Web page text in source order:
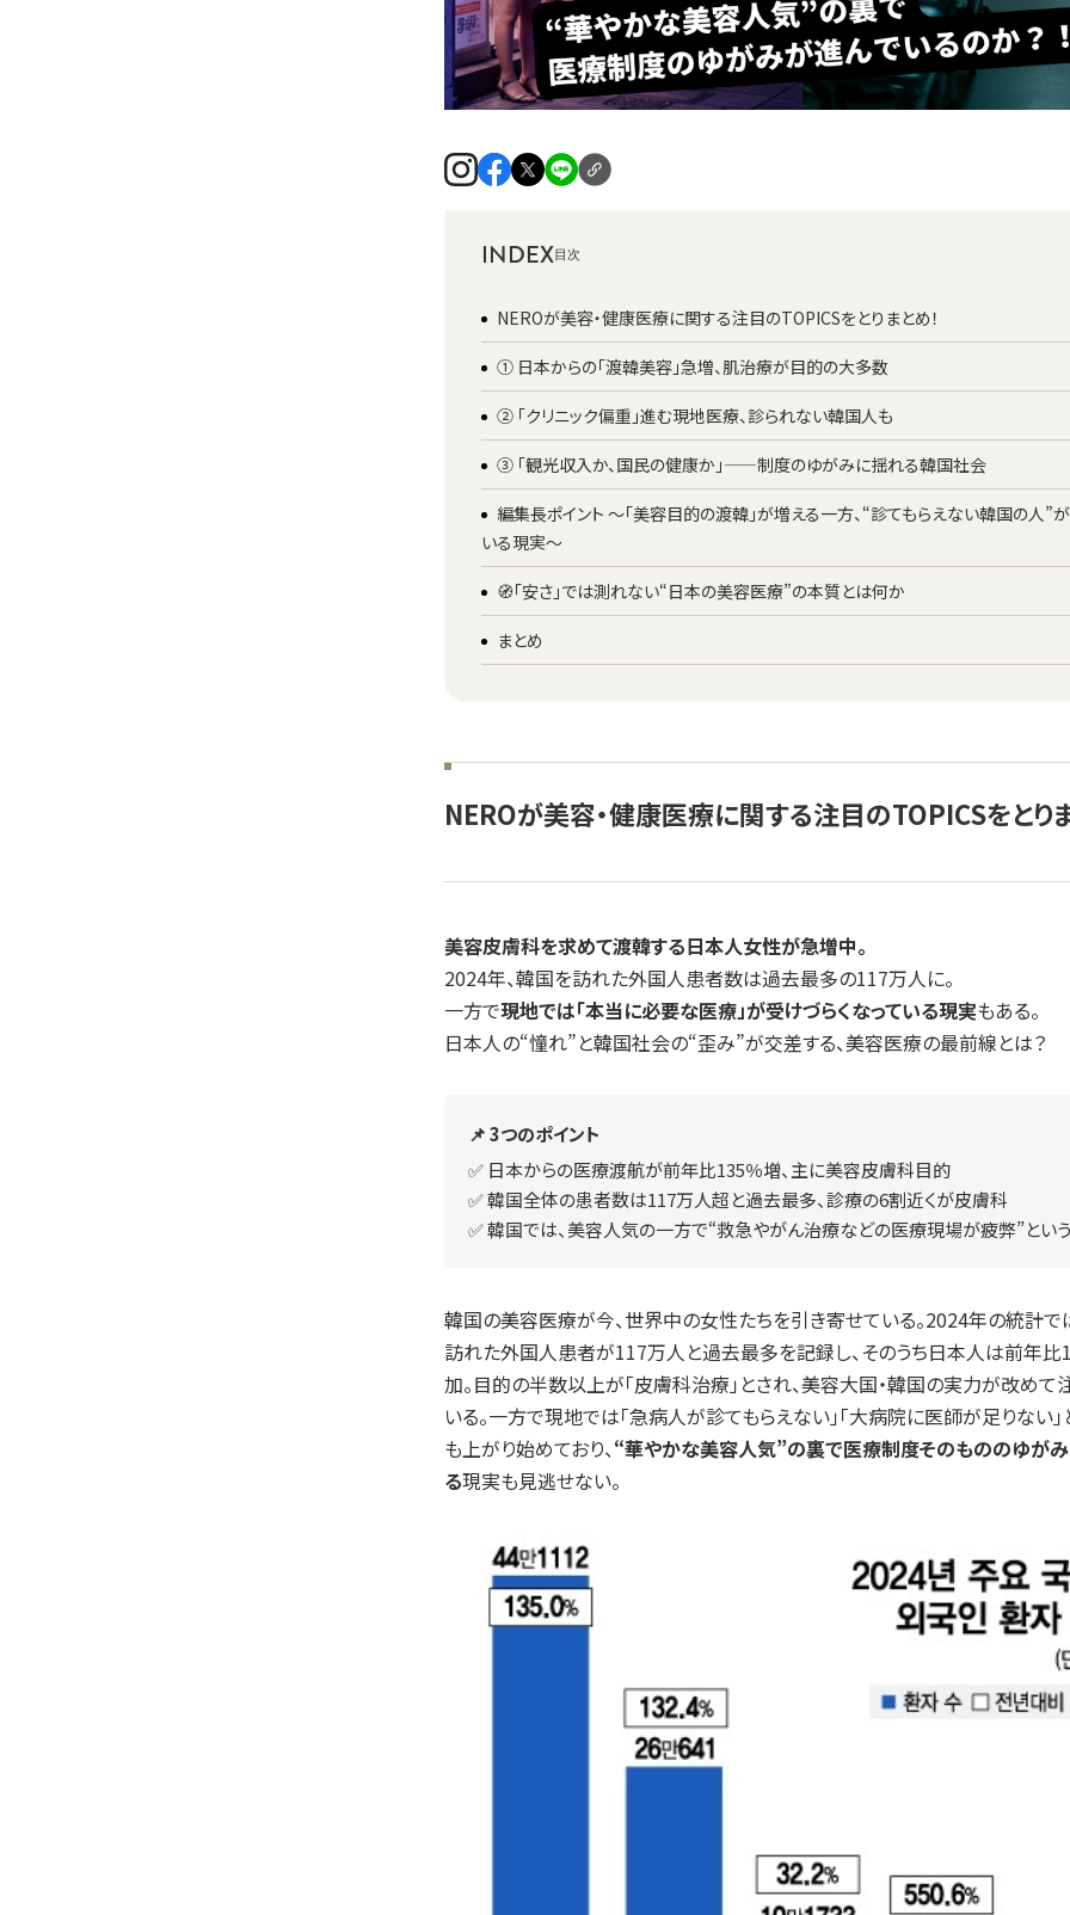
INDEX
NEROが美容・健康医療に関する注目のTOPICSをとりまとめ！
① 日本からの「渡韓美容」急増、肌治療が目的の大多数
② 「クリニック偏重」進む現地医療、診られない韓国人も
③ 「観光収入か、国民の健康か」——制度のゆがみに揺れる韓国社会
編集長ポイント ～「美容目的の渡韓」が増える一方、“診てもらえない韓国の人”
いる現実～
🧭「安さ」では測れない“日本の美容医療”の本質とは何か
まとめ
NEROが美容・健康医療に関する注目のTOPICSをとり
美容皮膚科を求めて渡韓する日本人女性が急増中。
2024年、韓国を訪れた外国人患者数は過去最多の117万人に。
一方で現地では「本当に必要な医療」が受けづらくなっている現実もある。
日本人の“憧れ”と韓国社会の“歪み”が交差する、美容医療の最前線とは？
📌3つのポイント
✅ 日本からの医療渡航が前年比135％増、主に美容皮膚科目的
✅ 韓国全体の患者数は117万人超と過去最多、診療の6割近くが皮膚科
✅ 韓国では、美容人気の一方で“救急やがん治療などの医療現場が疲弊”とい
韓国の美容医療が今、世界中の女性たちを引き寄せている。2024年の統計で
訪れた外国人患者が117万人と過去最多を記録し、そのうち日本人は前年
加。目的の半数以上が「皮膚科治療」とされ、美容大国・韓国の実力が改めて
いる。一方で現地では「急病人が診てもらえない」「大病院に医師が足りない
も上がり始めており、“華やかな美容人気”の裏で医療制度そのもののゆが
る現実も見逃せない。